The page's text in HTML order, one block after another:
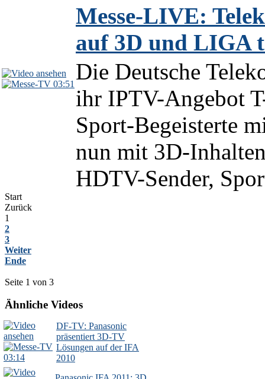
03:51
Messe-LIVE:
auf 3D und LIGA
Die Deutsche
ihr IPTV-Angebot
Sport-Begeisterte
nun mit 3D-
HDTV-Sender,
Start
Zurück
1
2
3
Weiter
Ende
Seite 1 von 3
Ähnliche Videos
03:14
DF-TV: Panasonic
präsentiert 3D-TV
Lösungen auf der IFA
2010